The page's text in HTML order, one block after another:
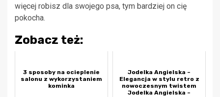
więcej robisz dla swojego psa, tym bardziej on cię
pokocha.
Zobacz też:
3 sposoby na ocieplenie
salonu z wykorzystaniem
kominka
Jodelka Angielska –
Elegancja w stylu retro z
nowoczesnym twistem
Jodelka Angielska –